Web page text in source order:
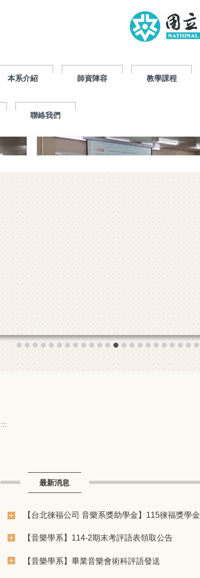
本系介紹 師資陣容 教學課程
聯絡我們
:::
最新消息
【台北徠福公司 音樂系獎助學金】115徠福獎學金
【音樂學系】114-2期末考評語表領取公告
【音樂學系】畢業音樂會術科評語發送